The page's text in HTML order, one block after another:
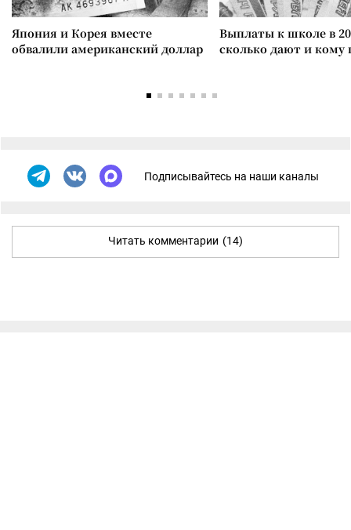
Япония и Корея вместе
обвалили американский доллар
Выплаты к школе в
сколько дают и
Подписывайтесь на наши каналы
Читать комментарии (14)